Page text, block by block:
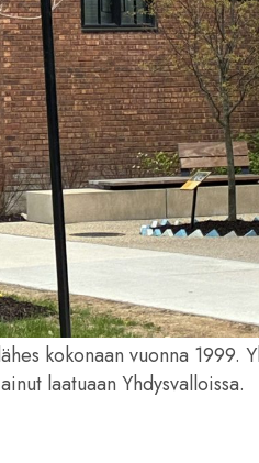
kokonaan vuonna 1999.
laatuaan Yhdysvalloissa.